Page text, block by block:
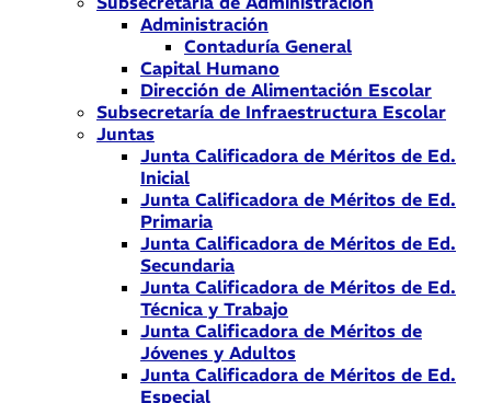
Administración
Contaduría General
Capital Humano
Dirección de Alimentación Escolar
Subsecretaría de Infraestructura Escolar
Juntas
Junta Calificadora de Méritos de Ed.
Inicial
Junta Calificadora de Méritos de Ed.
Primaria
Junta Calificadora de Méritos de Ed.
Secundaria
Junta Calificadora de Méritos de Ed.
Técnica y Trabajo
Junta Calificadora de Méritos de
Jóvenes y Adultos
Junta Calificadora de Méritos de Ed.
Especial